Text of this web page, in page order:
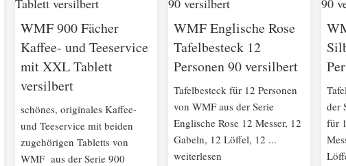
WMF 900 Fächer
Kaffee- und Teeservice
mit XXL Tablett
versilbert
schönes, originales Kaffee-
und Teeservice mit beiden
zugehörigen Tabletts von
WMF aus der Serie 900
WMF Englische Rose
Tafelbesteck 12
Personen 90 versilbert
Tafelbesteck für 12 Personen
von WMF aus der Serie
Englische Rose 12 Messer, 12
Gabeln, 12 Löffel, 12 ...
weiterlesen
der
für